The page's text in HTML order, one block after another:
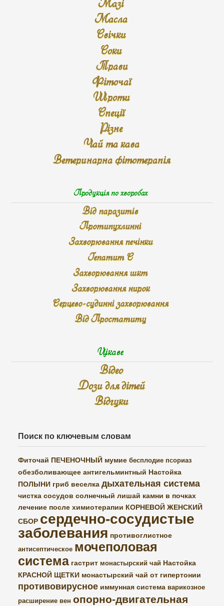
Масла
Свічки
Соки
Трави
Фіточаї
Шроти
Спеції
Різне
Чай та кава
Ветеринарна фітотерапія
Продукція по хворобах
Від паразитів
Протипухлинні
Захворювання печінки
Гепатит С
Захворювання шкт
Захворювання нирок
Серцево-судинні захворювання
Від Простатиту
Цікаве
Відео
Дози для дітей
Відгуки
Поиск по ключевым словам
Фиточай ПЕЧЕНОЧНЫЙ мумие бесплодие псориаз
обезболивающее антигельминтный Настойка
ПОЛЫНИ гриб веселка дыхательная система
чистка сосудов солнечный лишай камни в почках
лечение после химиотерапии КОРНЕВОЙ ЖЕНСКИЙ
СБОР сердечно-сосудистые
заболевания противоглистное
антисептическое мочеполовая
система гастрит монастырский чай Настойка
КРАСНОЙ ЩЕТКИ монастырский чай от гипертонии
противовирусное иммунная система варикозное
расширение вен опорно-двигательная